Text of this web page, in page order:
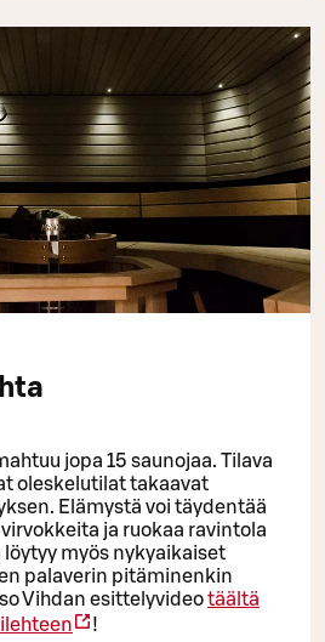
jopa 15 saunojaa. Tilava
oleskelutilat takaavat
Elämystä voi täydentää
ja ruokaa ravintola
myös nykyaikaiset
palaverin pitäminenkin
Vihdan esittelyvideotäältä
!